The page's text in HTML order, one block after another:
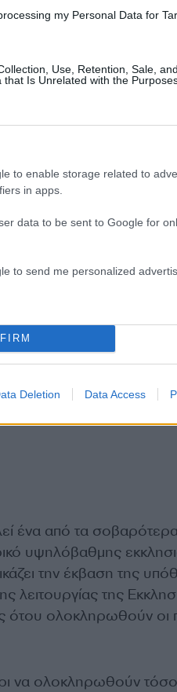
my Personal Data for
Use, Retention, Sale,
that Is Unrelated with the
to enable storage related to
in apps.
data to be sent to Google for
to send me personalized
Deletion Data Access
ΔΙΑΦΗΜΙΣΗ
ένα από τα σοβαρότερα
υψηλόβαθμης
την έκβαση της
λειτουργίας της
ολοκληρωθούν οι
να ολοκληρωθούν